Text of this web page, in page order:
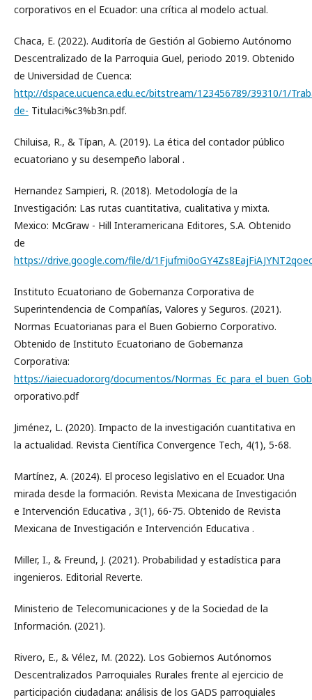
corporativos en el Ecuador: una crítica al modelo actual.
Chaca, E. (2022). Auditoría de Gestión al Gobierno Autónomo
Descentralizado de la Parroquia Guel, periodo 2019. Obtenido
de Universidad de Cuenca:
http://dspace.ucuenca.edu.ec/bitstream/123456789/39310/1/
de- Titulaci%c3%b3n.pdf.
Chiluisa, R., & Típan, A. (2019). La ética del contador público
ecuatoriano y su desempeño laboral .
Hernandez Sampieri, R. (2018). Metodología de la
Investigación: Las rutas cuantitativa, cualitativa y mixta.
Mexico: McGraw - Hill Interamericana Editores, S.A. Obtenido
de
https://drive.google.com/file/d/
Instituto Ecuatoriano de Gobernanza Corporativa de
Superintendencia de Compañías, Valores y Seguros. (2021).
Normas Ecuatorianas para el Buen Gobierno Corporativo.
Obtenido de Instituto Ecuatoriano de Gobernanza
Corporativa:
https://iaiecuador.org/documentos/
orporativo.pdf
Jiménez, L. (2020). Impacto de la investigación cuantitativa en
la actualidad. Revista Científica Convergence Tech, 4(1), 5-68.
Martínez, A. (2024). El proceso legislativo en el Ecuador. Una
mirada desde la formación. Revista Mexicana de Investigación
e Intervención Educativa , 3(1), 66-75. Obtenido de Revista
Mexicana de Investigación e Intervención Educativa .
Miller, I., & Freund, J. (2021). Probabilidad y estadística para
ingenieros. Editorial Reverte.
Ministerio de Telecomunicaciones y de la Sociedad de la
Información. (2021).
Rivero, E., & Vélez, M. (2022). Los Gobiernos Autónomos
Descentralizados Parroquiales Rurales frente al ejercicio de
participación ciudadana: análisis de los GADS parroquiales